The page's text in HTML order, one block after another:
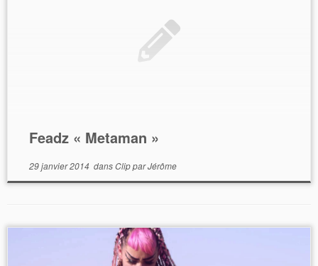
Feadz « Metaman »
29 janvier 2014dansClipparJérôme